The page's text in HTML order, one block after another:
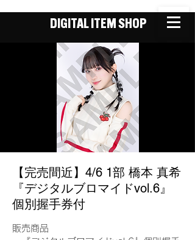
DIGITAL ITEM SHOP
【完売間近】4/6 1部 橋本 真希
『デジタルブロマイドvol.6』
個別握手券付
販売商品